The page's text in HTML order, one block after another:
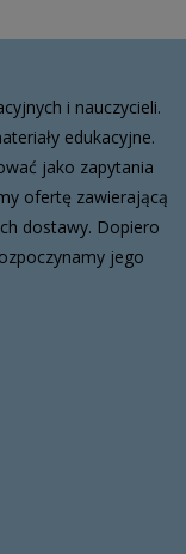
i nauczycieli.
edukacyjne.
jako zapytania
ofertę zawierającą
dostawy. Dopiero
jego